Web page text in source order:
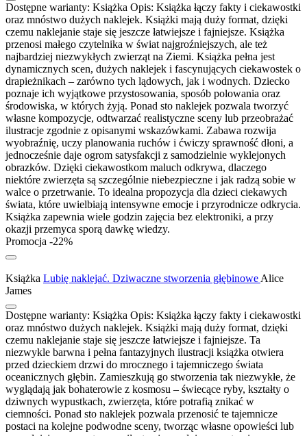
Dostępne warianty: Książka Opis: Książka łączy fakty i ciekawostki
oraz mnóstwo dużych naklejek. Książki mają duży format, dzięki
czemu naklejanie staje się jeszcze łatwiejsze i fajniejsze. Książka
przenosi małego czytelnika w świat najgroźniejszych, ale też
najbardziej niezwykłych zwierząt na Ziemi. Książka pełna jest
dynamicznych scen, dużych naklejek i fascynujących ciekawostek o
drapieżnikach – zarówno tych lądowych, jak i wodnych. Dziecko
poznaje ich wyjątkowe przystosowania, sposób polowania oraz
środowiska, w których żyją. Ponad sto naklejek pozwala tworzyć
własne kompozycje, odtwarzać realistyczne sceny lub przeobrażać
ilustracje zgodnie z opisanymi wskazówkami. Zabawa rozwija
wyobraźnię, uczy planowania ruchów i ćwiczy sprawność dłoni, a
jednocześnie daje ogrom satysfakcji z samodzielnie wyklejonych
obrazków. Dzięki ciekawostkom maluch odkrywa, dlaczego
niektóre zwierzęta są szczególnie niebezpieczne i jak radzą sobie w
walce o przetrwanie. To idealna propozycja dla dzieci ciekawych
świata, które uwielbiają intensywne emocje i przyrodnicze odkrycia.
Książka zapewnia wiele godzin zajęcia bez elektroniki, a przy
okazji przemyca sporą dawkę wiedzy.
Promocja -22%
Książka Lubię naklejać. Dziwaczne stworzenia głębinowe Alice
James
Dostępne warianty: Książka Opis: Książka łączy fakty i ciekawostki
oraz mnóstwo dużych naklejek. Książki mają duży format, dzięki
czemu naklejanie staje się jeszcze łatwiejsze i fajniejsze. Ta
niezwykle barwna i pełna fantazyjnych ilustracji książka otwiera
przed dzieckiem drzwi do mrocznego i tajemniczego świata
oceanicznych głębin. Zamieszkują go stworzenia tak niezwykłe, że
wyglądają jak bohaterowie z kosmosu – świecące ryby, kształty o
dziwnych wypustkach, zwierzęta, które potrafią znikać w
ciemności. Ponad sto naklejek pozwala przenosić te tajemnicze
postaci na kolejne podwodne sceny, tworząc własne opowieści lub